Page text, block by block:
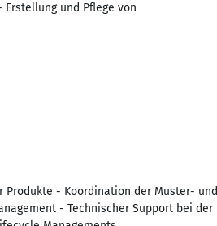
und Pflege von
Produkte - Koordination der Muster- und
- Technischer Support bei der